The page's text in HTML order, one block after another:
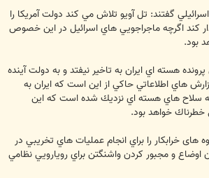
گفتند: تل آويو تلاش مي كند دولت آمريكا را
كند اگرچه ماجراجويي هاي اسرائيل در اين خصوص
بود.
هسته اي ايران به تاخير نيفتد و به دولت آينده
هاي اطلاعاتي حاكي از اين است كه ايران به
سلاح هاي هسته اي نزديك شده است كه اين
خطرناك خواهد بود.
های خرابکار را براي انجام عمليات هاي تخريبي در
اوضاع و مجبور كردن واشنگتن براي رويارويي نظامي